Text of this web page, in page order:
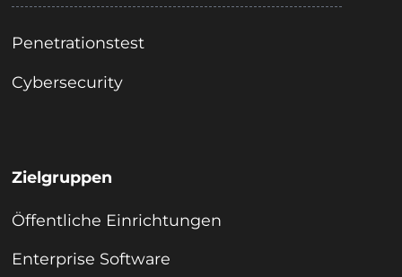
Penetrationstest
Cybersecurity
Zielgruppen
Öffentliche Einrichtungen
Enterprise Software